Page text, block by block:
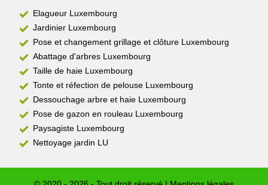
Elagueur Luxembourg
Jardinier Luxembourg
Pose et changement grillage et clôture Luxembourg
Abattage d'arbres Luxembourg
Taille de haie Luxembourg
Tonte et réfection de pelouse Luxembourg
Dessouchage arbre et haie Luxembourg
Pose de gazon en rouleau Luxembourg
Paysagiste Luxembourg
Nettoyage jardin LU